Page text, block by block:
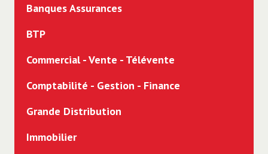
Banques Assurances
BTP
Commercial - Vente - Télévente
Comptabilité - Gestion - Finance
Grande Distribution
Immobilier